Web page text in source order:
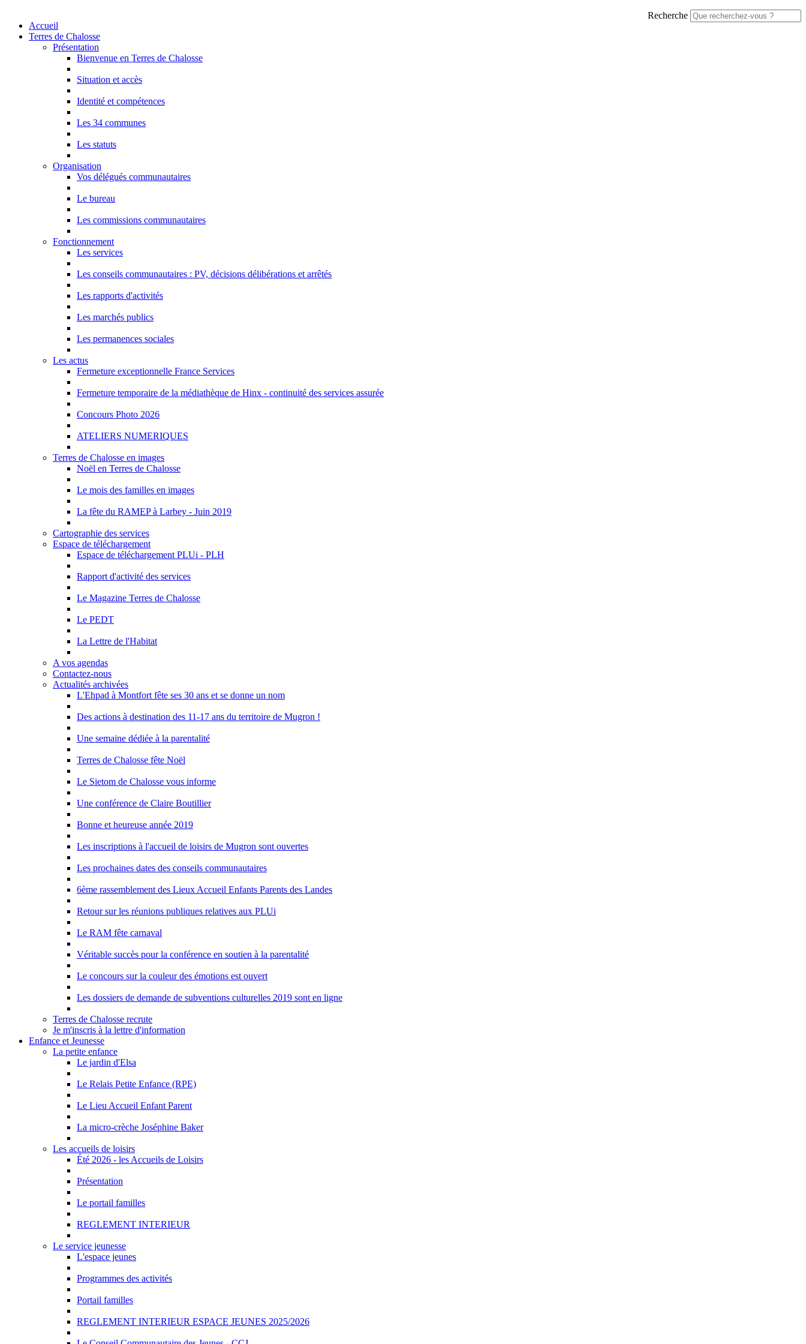
Recherche
Accueil
Terres de Chalosse
Présentation
Bienvenue en Terres de Chalosse
Situation et accès
Identité et compétences
Les 34 communes
Les statuts
Organisation
Vos délégués communautaires
Le bureau
Les commissions communautaires
Fonctionnement
Les services
Les conseils communautaires : PV, décisions délibérations et arrêtés
Les rapports d'activités
Les marchés publics
Les permanences sociales
Les actus
Fermeture exceptionnelle France Services
Fermeture temporaire de la médiathèque de Hinx - continuité des services assurée
Concours Photo 2026
ATELIERS NUMERIQUES
Terres de Chalosse en images
Noël en Terres de Chalosse
Le mois des familles en images
La fête du RAMEP à Larbey - Juin 2019
Cartographie des services
Espace de téléchargement
Espace de téléchargement PLUi - PLH
Rapport d'activité des services
Le Magazine Terres de Chalosse
Le PEDT
La Lettre de l'Habitat
A vos agendas
Contactez-nous
Actualités archivées
L'Ehpad à Montfort fête ses 30 ans et se donne un nom
Des actions à destination des 11-17 ans du territoire de Mugron !
Une semaine dédiée à la parentalité
Terres de Chalosse fête Noël
Le Sietom de Chalosse vous informe
Une conférence de Claire Boutillier
Bonne et heureuse année 2019
Les inscriptions à l'accueil de loisirs de Mugron sont ouvertes
Les prochaines dates des conseils communautaires
6ème rassemblement des Lieux Accueil Enfants Parents des Landes
Retour sur les réunions publiques relatives aux PLUi
Le RAM fête carnaval
Véritable succès pour la conférence en soutien à la parentalité
Le concours sur la couleur des émotions est ouvert
Les dossiers de demande de subventions culturelles 2019 sont en ligne
Terres de Chalosse recrute
Je m'inscris à la lettre d'information
Enfance et Jeunesse
La petite enfance
Le jardin d'Elsa
Le Relais Petite Enfance (RPE)
Le Lieu Accueil Enfant Parent
La micro-crèche Joséphine Baker
Les accueils de loisirs
Été 2026 - les Accueils de Loisirs
Présentation
Le portail familles
REGLEMENT INTERIEUR
Le service jeunesse
L'espace jeunes
Programmes des activités
Portail familles
REGLEMENT INTERIEUR ESPACE JEUNES 2025/2026